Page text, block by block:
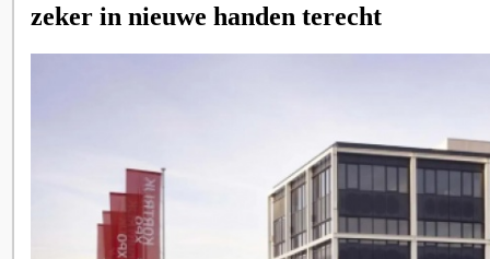
zeker in nieuwe handen terecht